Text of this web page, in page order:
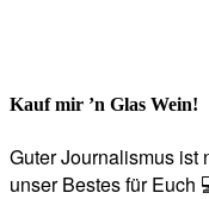
Kauf mir ’n Glas Wein!
Guter Journalismus ist
unser Bestes für Euch